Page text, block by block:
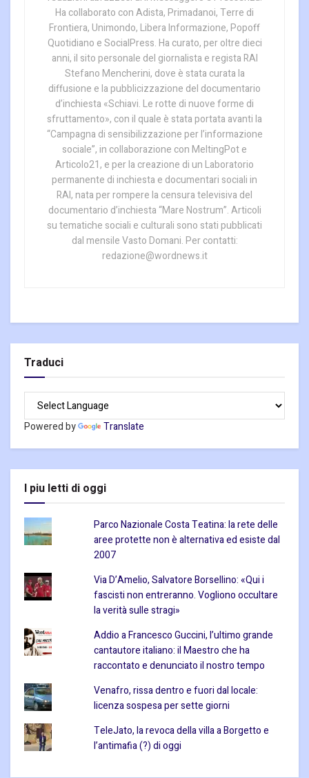
Ha collaborato con Adista, Primadanoi, Terre di
Frontiera, Unimondo, Libera Informazione, Popoff
Quotidiano e SocialPress. Ha curato, per oltre dieci
anni, il sito personale del giornalista e regista RAI
Stefano Mencherini, dove è stata curata la
diffusione e la pubblicizzazione del documentario
d’inchiesta «Schiavi. Le rotte di nuove forme di
sfruttamento», con il quale è stata portata avanti la
“Campagna di sensibilizzazione per l’informazione
sociale”, in collaborazione con MeltingPot e
Articolo21, e per la creazione di un Laboratorio
permanente di inchiesta e documentari sociali in
RAI, nata per rompere la censura televisiva del
documentario d’inchiesta “Mare Nostrum”. Articoli
su tematiche sociali e culturali sono stati pubblicati
dal mensile Vasto Domani. Per contatti:
redazione@wordnews.it
Traduci
Powered by Translate
I piu letti di oggi
Parco Nazionale Costa Teatina: la rete delle
aree protette non è alternativa ed esiste dal
2007
Via D’Amelio, Salvatore Borsellino: «Qui i
fascisti non entreranno. Vogliono occultare
la verità sulle stragi»
Addio a Francesco Guccini, l’ultimo grande
cantautore italiano: il Maestro che ha
raccontato e denunciato il nostro tempo
Venafro, rissa dentro e fuori dal locale:
licenza sospesa per sette giorni
TeleJato, la revoca della villa a Borgetto e
l’antimafia (?) di oggi